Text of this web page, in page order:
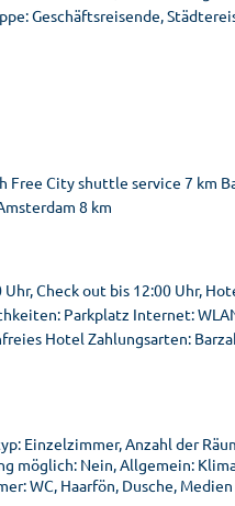
Geschäftsreisende,
City shuttle service 7 km
8 km
Check out bis 12:00 Uhr,
Parkplatz Internet:
Hotel Zahlungsarten:
Einzelzimmer, Anzahl der
Nein, Allgemein:
WC, Haarfön, Dusche,